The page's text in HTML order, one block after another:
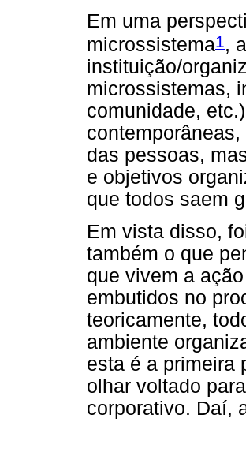
Em uma
microssistema1,
instituição/
microssistemas,
comunidade,
das pessoas,
e objetivos
que todos saem
Em vista disso,
também o que
que vivem a
embutidos no
teoricamente,
ambiente
esta é a primeira
olhar voltado
corporativo. Daí,